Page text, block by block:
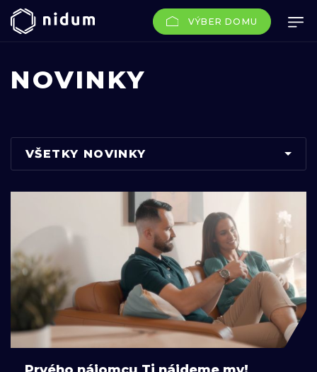
NOVINKY
VŠETKY NOVINKY
VÝBER DOMU